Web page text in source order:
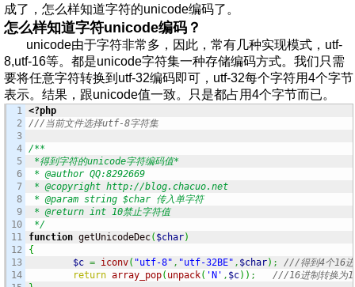
成了，怎么样知道字符的unicode编码了。
怎么样知道字符unicode编码？
unicode由于字符非常多，因此，常有几种实现模式，utf-
8,utf-16等。都是unicode字符集一种存储编码方式。我们只需
要将任意字符转换到utf-32编码即可，utf-32每个字符用4个字节
表示。结果，跟unicode值一致。只是都占用4个字节而已。
1
2
3
4
5
6
7
8
9
10
11
12
13
14
<?php
///当前文件选择utf-8字符集
/**
*得到字符的unicode字符编码值*
* @author QQ:8292669
* @copyright http://blog.chacuo.net
* @param string $char 传入单字符
* @return int 10禁止字符值
*/
function getUnicodeDec( $char)
{
$c = iconv( "utf-8" , "utf-32BE" , $char) ;
///得到4个16进
return array_pop( unpack( 'N' , $c) ) ;
///16进制转换为